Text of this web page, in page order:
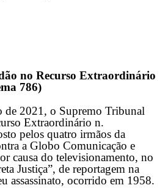
no Recurso Extraordinário
786)
de 2021, o Supremo Tribunal
Extraordinário n.
pelos quatro irmãos da
a Globo Comunicação e
causa do televisionamento, no
Justiça”, de reportagem na
assassinato, ocorrido em 1958.